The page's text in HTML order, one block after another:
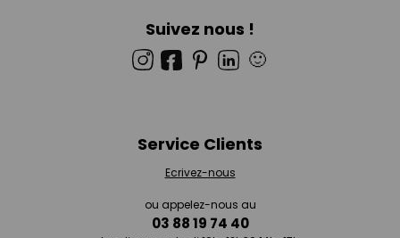
Suivez nous !
🙂
Service Clients
Ecrivez-nous
ou appelez-nous au
03 88 19 74 40